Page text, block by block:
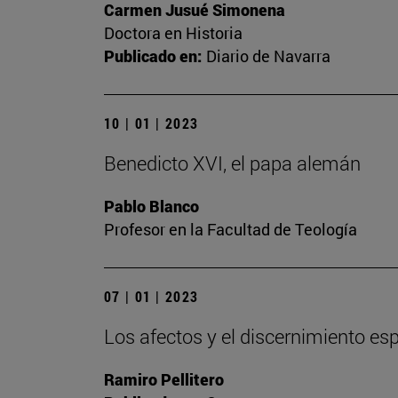
Carmen Jusué Simonena
Doctora en Historia
Publicado en: Diario de Navarra
10 | 01 | 2023
Benedicto XVI, el papa alemán
Pablo Blanco
Profesor en la Facultad de Teología
07 | 01 | 2023
Los afectos y el discernimiento
Ramiro Pellitero